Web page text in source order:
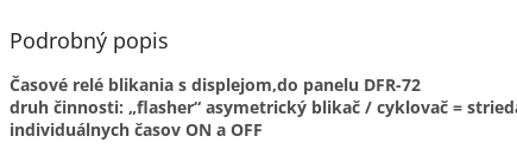
Podrobný popis
Časové relé blikania s displejom,do panelu DFR-72
druh činnosti: „flasher“ asymetrický blikač / cyklovač =
individuálnych časov ON a OFF